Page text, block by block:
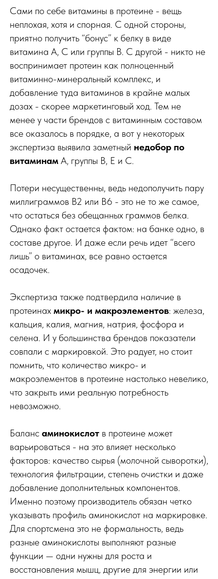
Сами по себе витамины в протеине - вещь
неплохая, хотя и спорная. С одной стороны,
приятно получить “бонус” к белку в виде
витамина А, С или группы В. С другой - никто не
воспринимает протеин как полноценный
витаминно-минеральный комплекс, и
добавление туда витаминов в крайне малых
дозах - скорее маркетинговый ход. Тем не
менее у части брендов с витаминным составом
все оказалось в порядке, а вот у некоторых
экспертиза выявила заметный недобор по
витаминам А, группы В, Е и С.
Потери несущественны, ведь недополучить пару
миллиграммов В2 или В6 - это не то же самое,
что остаться без обещанных граммов белка.
Однако факт остается фактом: на банке одно, в
составе другое. И даже если речь идет “всего
лишь” о витаминах, все равно остается
осадочек.
Экспертиза также подтвердила наличие в
протеинах микро- и макроэлементов: железа,
кальция, калия, магния, натрия, фосфора и
селена. И у большинства брендов показатели
совпали с маркировкой. Это радует, но стоит
помнить, что количество микро- и
макроэлементов в протеине настолько невелико,
что закрыть ими реальную потребность
невозможно.
Баланс аминокислот в протеине может
варьироваться - на это влияет несколько
факторов: качество сырья (молочной сыворотки),
технология фильтрации, степень очистки и даже
добавление дополнительных компонентов.
Именно поэтому производитель обязан четко
указывать профиль аминокислот на маркировке.
Для спортсмена это не формальность, ведь
разные аминокислоты выполняют разные
функции — одни нужны для роста и
восстановления мышц, другие для энергии или